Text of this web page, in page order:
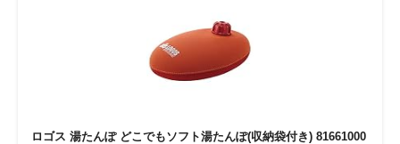
ロゴス 湯たんぽ どこでもソフト湯たんぽ(収納袋付き) 81661000